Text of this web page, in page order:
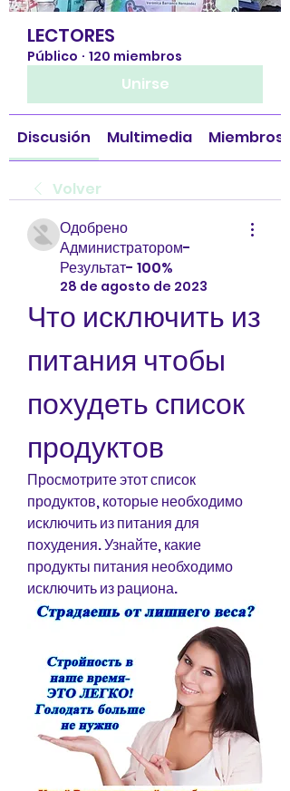
LECTORES
Público · 120 miembros
Unirse
Discusión Multimedia Miembros
Volver
Одобрено
Администратором-
Результат- 100%
28 de agosto de 2023
Что исключить из
питания чтобы
похудеть список
продуктов
Просмотрите этот список
продуктов, которые необходимо
исключить из питания для
похудения. Узнайте, какие
продукты питания необходимо
исключить из рациона.